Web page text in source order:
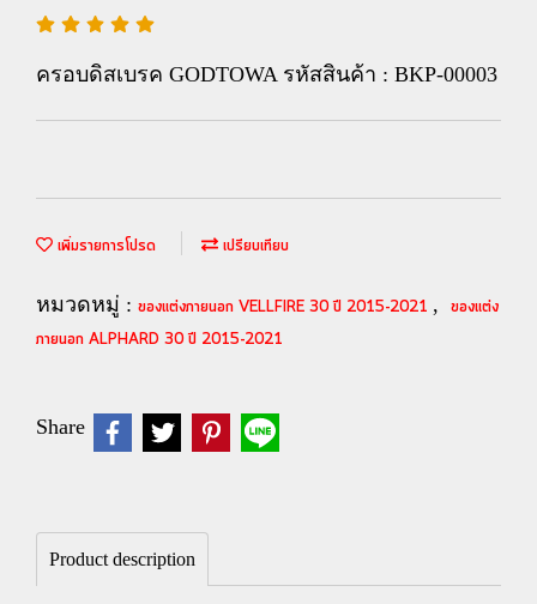
ครอบดิสเบรค GODTOWA รหัสสินค้า : BKP-00003
เพิ่มรายการโปรด เปรียบเทียบ
หมวดหมู่ : ของแต่งภายนอก VELLFIRE 30 ปี 2015-2021 , ของแต่ง
ภายนอก ALPHARD 30 ปี 2015-2021
Share
Product description